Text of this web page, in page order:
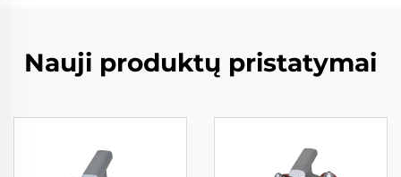
Nauji produktų pristatymai